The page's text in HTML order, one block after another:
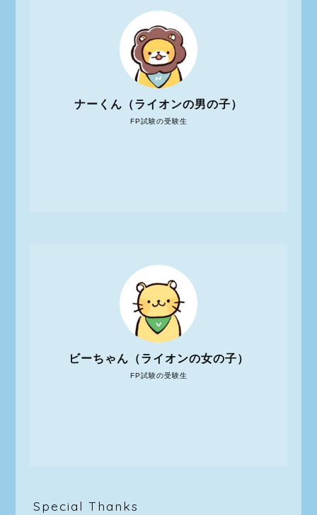
FP試験の受験生
ナーくん（ライオンの男の子）
FP試験の受験生
ビーちゃん（ライオンの女の子）
Special Thanks